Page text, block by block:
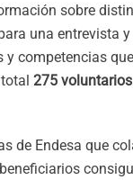
sobre
una entrevista
competencias
275 voluntarios
de Endesa que